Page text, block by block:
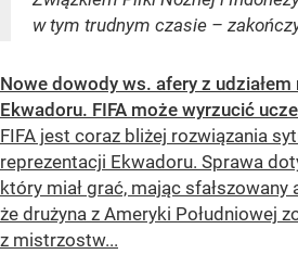
w tym trudnym czasie –
Nowe dowody ws. afery z
Ekwadoru. FIFA może wyrzucić
FIFA jest coraz bliżej rozwiązania
reprezentacji Ekwadoru. Sprawa
który miał grać, mając
że drużyna z Ameryki Południowej
z mistrzostw...